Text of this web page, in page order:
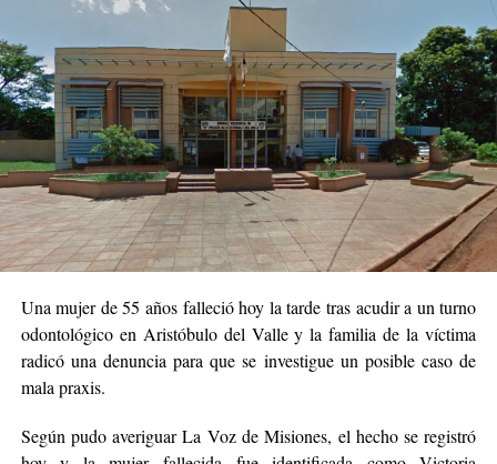
Una mujer de 55 años falleció hoy la tarde tras acudir a un turno
odontológico en Aristóbulo del Valle y la familia de la víctima
radicó una denuncia para que se investigue un posible caso de
mala praxis.
Según pudo averiguar La Voz de Misiones, el hecho se registró